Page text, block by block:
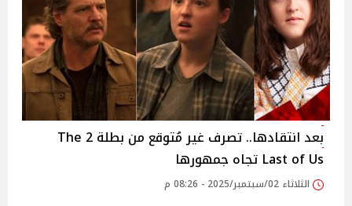
بعد انتقادها.. تصرف غير مُتوقع من بطلة 2 The
Last of Us تجاه جمهورها
الثلاثاء 02/سبتمبر/2025 - 08:26 م